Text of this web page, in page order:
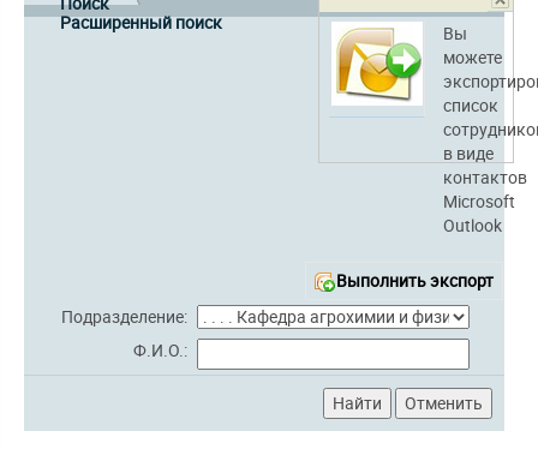
Вы
можете
список
в виде
контактов
Microsoft
Outlook
Выполнить экспорт
Поиск
Расширенный поиск
Подразделение:
Ф.И.О.: